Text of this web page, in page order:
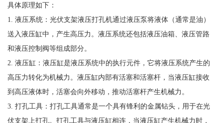
具体原理如下：
1. 液压系统：光伏支架液压打孔机通过液压泵将液体（通常是油）
送入液压缸中，产生高压力。液压系统还包括液压油箱、液压管路
和液压控制阀等组成部分。
2. 液压缸：液压缸是液压系统中的执行元件，它将液压系统产生的
高压力转化为机械力。液压缸内部有活塞和活塞杆，当液压缸接收
到高压液体时，活塞会向外移动，推动活塞杆产生机械力。
3. 打孔工具：打孔工具通常是一个具有锋利的金属钻头，用于在光
伏支架上打孔。打孔工具与液压缸相连，当液压缸产生机械力时，